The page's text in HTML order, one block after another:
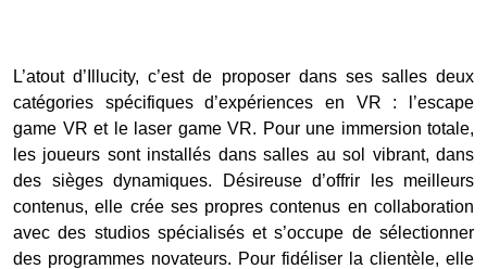
L’atout d’Illucity, c’est de proposer dans ses salles deux
catégories spécifiques d’expériences en VR : l’escape
game VR et le laser game VR. Pour une immersion totale,
les joueurs sont installés dans salles au sol vibrant, dans
des sièges dynamiques. Désireuse d’offrir les meilleurs
contenus, elle crée ses propres contenus en collaboration
avec des studios spécialisés et s’occupe de sélectionner
des programmes novateurs. Pour fidéliser la clientèle, elle